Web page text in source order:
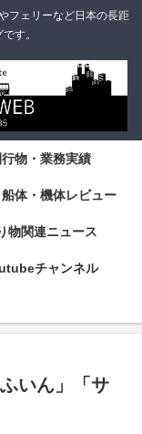
フェリーなど日本の長距
す。
物・業務実績
体・機体レビュー
物関連ニュース
チャンネル
いん」「サ